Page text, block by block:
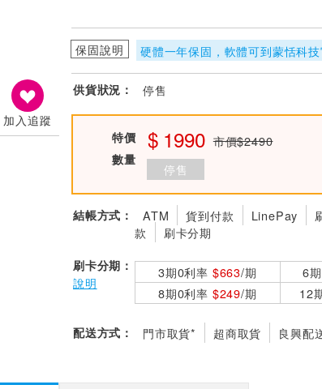
加入追蹤
保固說明 硬體一年保固，軟體可到蒙恬科
供貨狀況： 停售
特價 1990 市價$2490
數量
停售
結帳方式： ATM 貨到付款 LinePay
款
刷卡分期
刷卡分期：
說明
3期0利率 $663/期 6
8期0利率 $249/期 12
配送方式： 門市取貨* 超商取貨 良興配